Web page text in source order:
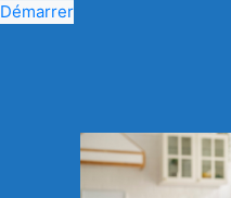
Démarrer